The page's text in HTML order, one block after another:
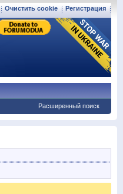
Регистрация
Очистить cookie
Расширенный поиск